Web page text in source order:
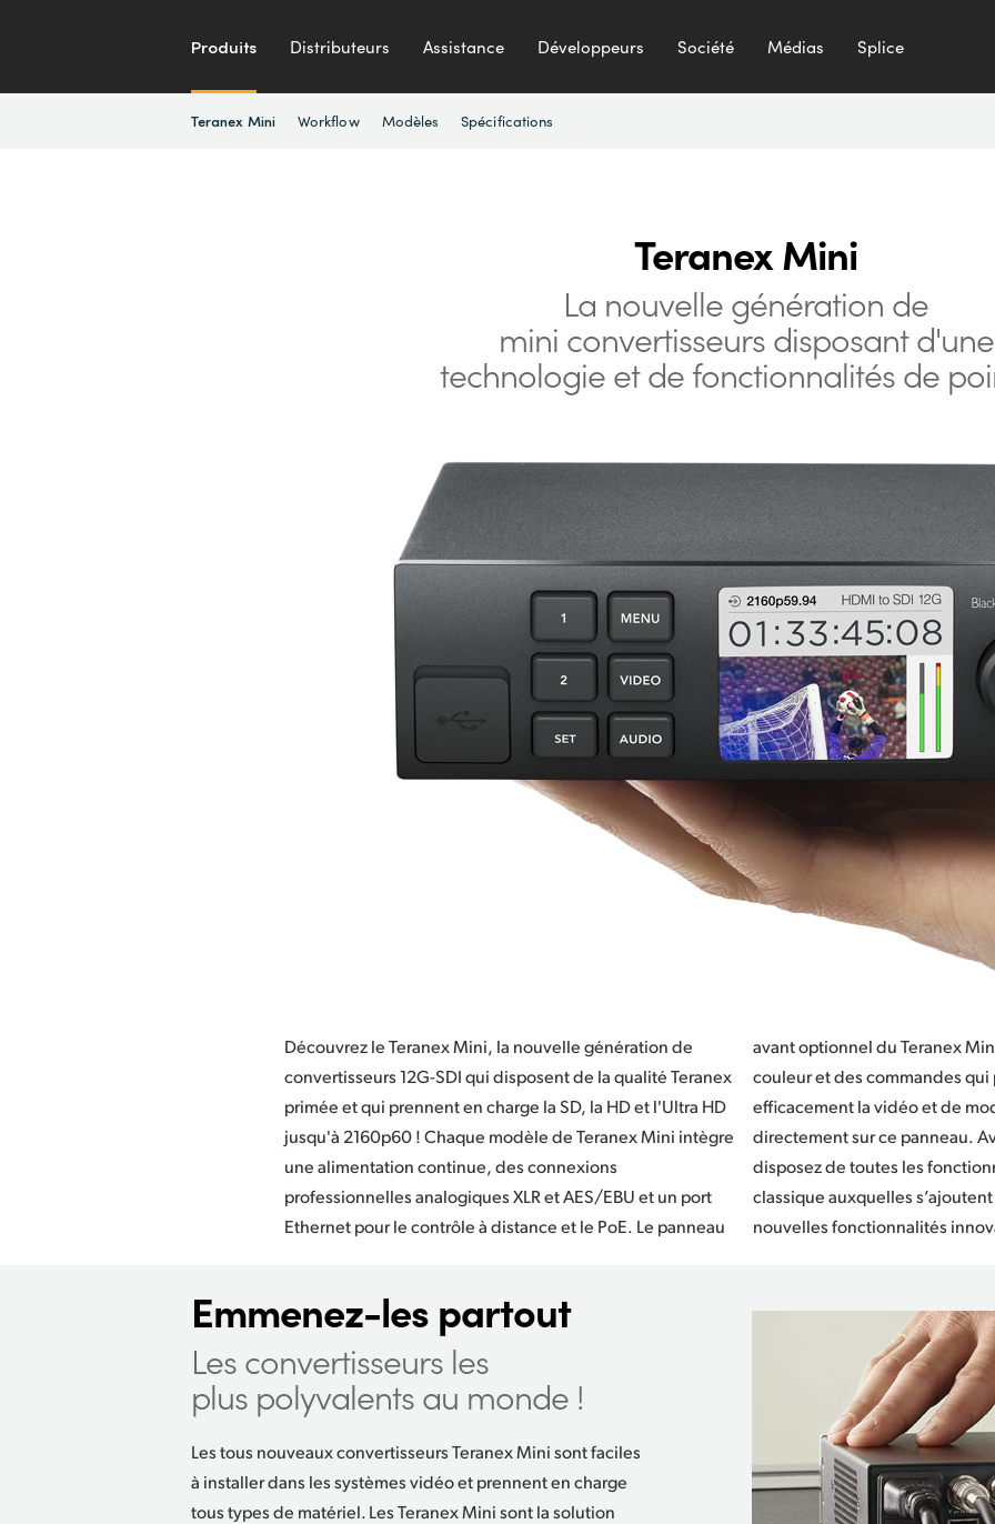
Produits Distributeurs Assistance Développeurs Société Médias Splice
Teranex Mini Workflow Modèles Spécifications
Teranex Mini
La nouvelle génération de
mini convertisseurs disposant d'une
technologie et de fonctionnalités de
Découvrez le Teranex Mini, la nouvelle génération de
convertisseurs 12G-SDI qui disposent de la qualité Teranex
primée et qui prennent en charge la SD, la HD et l'Ultra HD
jusqu'à 2160p60 ! Chaque modèle de Teranex Mini intègre
une alimentation continue, des connexions
professionnelles analogiques XLR et AES/EBU et un port
Ethernet pour le contrôle à distance et le PoE. Le panneau
avant optionnel du Teranex Mini comprend un affichage
couleur et des commandes qui permettent de contrôler
efficacement la vidéo et de modifier les paramètres
directement sur ce panneau. Avec le Teranex Mini, vous
disposez de toutes les fonctionnalités d'un convertisseur
classique auxquelles s’ajoutent un grand nombre de
nouvelles fonctionnalités
Emmenez-les partout
Les convertisseurs les
plus polyvalents au monde !
Les tous nouveaux convertisseurs Teranex Mini sont faciles
à installer dans les systèmes vidéo et prennent en charge
tous types de matériel. Les Teranex Mini sont la solution